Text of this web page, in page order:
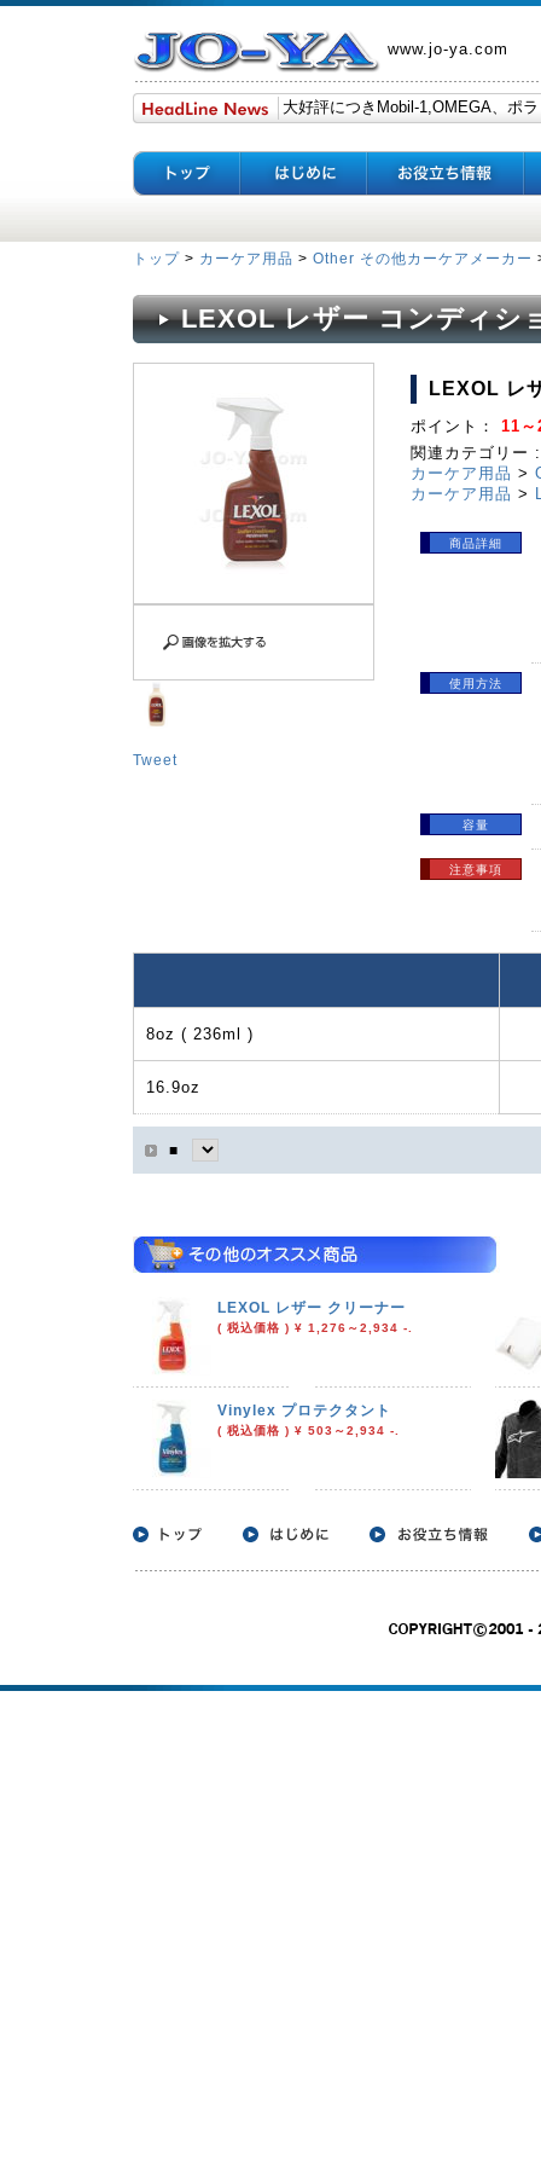
www.jo-ya.com
トップ > カーケア用品 > Other その他カーケアメーカー
LEXOL レザー コンディシ
Tweet
LEXOL レ
ポイント： 11
関連カテゴリー :
カーケア用品 >
カーケア用品 >
商品詳細
使用方法
容量
注意事項
8oz ( 236ml )
16.9oz
■
LEXOL レザー クリーナー
( 税込価格 ) ¥ 1,276～2,934 -.
Vinylex プロテクタント
( 税込価格 ) ¥ 503～2,934 -.